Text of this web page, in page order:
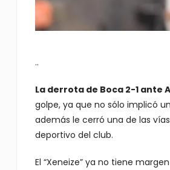
..
La derrota de Boca 2-1 ante
golpe, ya que no sólo implicó
además le cerró una de las
deportivo del club.
El “Xeneize” ya no tiene